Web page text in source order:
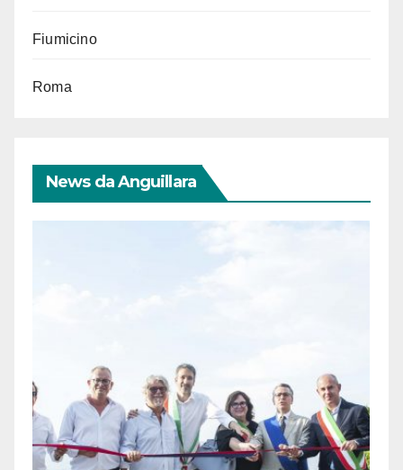
Fiumicino
Roma
News da Anguillara